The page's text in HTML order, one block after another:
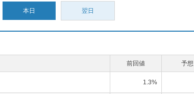
本日 翌日
前回値 予想
1.3%